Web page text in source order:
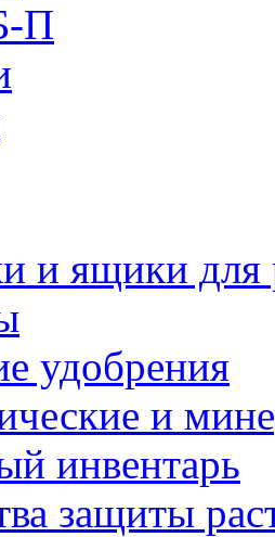
П
и ящики для
удобрения
и
инвентарь
защиты